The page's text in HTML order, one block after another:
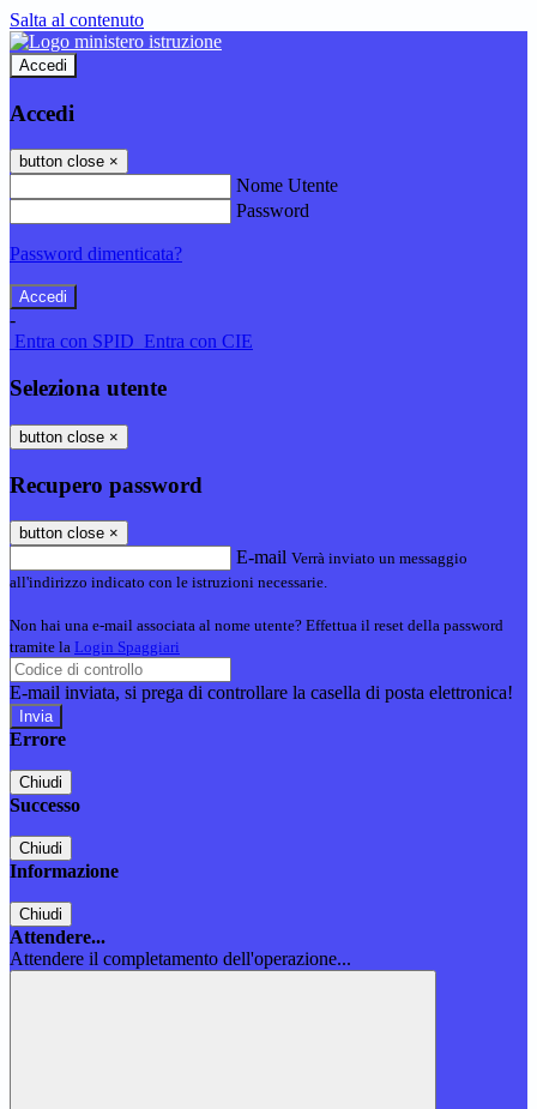
Salta al contenuto
Accedi
Accedi
button close ×
Nome Utente
Password
Password dimenticata?
-
Entra con SPID Entra con CIE
Seleziona utente
button close ×
Recupero password
button close ×
E-mail Verrà inviato un messaggio
all'indirizzo indicato con le istruzioni necessarie.
Non hai una e-mail associata al nome utente? Effettua il reset della password
tramite la Login Spaggiari
E-mail inviata, si prega di controllare la casella di posta elettronica!
Errore
Chiudi
Successo
Chiudi
Informazione
Chiudi
Attendere...
Attendere il completamento dell'operazione...